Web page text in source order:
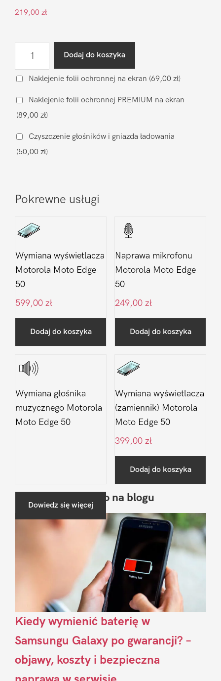
219,00 zł
klapki
nowy)
Motorola
Moto
Edge
Dodaj do koszyka
Naklejenie folii ochronnej na ekran (69,00 zł)
Naklejenie folii ochronnej PREMIUM na ekran
(89,00 zł)
Czyszczenie głośników i gniazda ładowania
(50,00 zł)
Pokrewne usługi
Wymiana wyświetlacza
Motorola Moto Edge
50
599,00 zł
Dodaj do koszyka
Naprawa mikrofonu
Motorola Moto Edge
50
249,00 zł
Dodaj do koszyka
Wymiana głośnika
muzycznego Motorola
Moto Edge 50
Dowiedz się więcej
Wymiana wyświetlacza
(zamiennik) Motorola
Moto Edge 50
399,00 zł
Dodaj do koszyka
Pierwszy
Sidebar
Ostatnio na blogu
Kiedy wymienić baterię w
Samsungu Galaxy po gwarancji? –
objawy, koszty i bezpieczna